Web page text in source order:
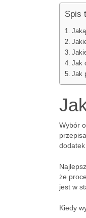
Spis
Jak
Jak
Wybór
że
jest w
Kiedy